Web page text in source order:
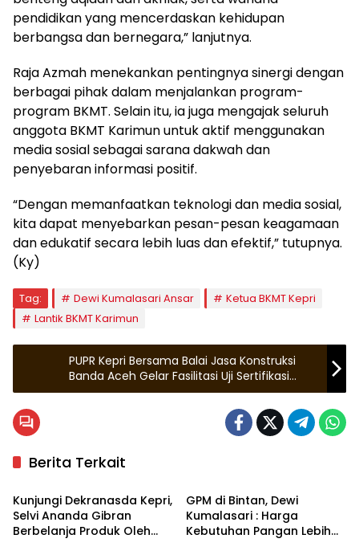
pendidikan yang mencerdaskan kehidupan
berbangsa dan bernegara,” lanjutnya.
Raja Azmah menekankan pentingnya sinergi dengan
berbagai pihak dalam menjalankan program-
program BKMT. Selain itu, ia juga mengajak seluruh
anggota BKMT Karimun untuk aktif menggunakan
media sosial sebagai sarana dakwah dan
penyebaran informasi positif.
“Dengan memanfaatkan teknologi dan media sosial,
kita dapat menyebarkan pesan-pesan keagamaan
dan edukatif secara lebih luas dan efektif,” tutupnya.
(Ky)
Tag: Dewi Kumalasari Ansar
Ketua BKMT Kepri
Lantik BKMT Karimun
PUPR Kepri Bersama Balai Jasa Konstruksi
Banda Aceh Gelar Fasilitasi Uji Sertifikasi
Kompetensi TK
Berita Terkait
Kepulauan Riau
Kunjungi Dekranasda Kepri,
Selvi Ananda Gibran
Berbelanja Produk Oleh
GPM di Bintan, Dewi
Kumalasari : Harga
Kebutuhan Pangan Lebih
Kepulauan Riau Kepulauan Riau